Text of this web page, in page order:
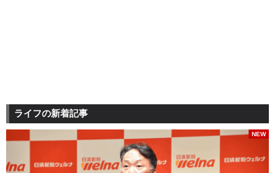
ライフの新着記事
NEW